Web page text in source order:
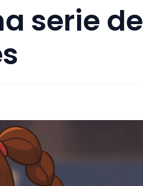
serie de